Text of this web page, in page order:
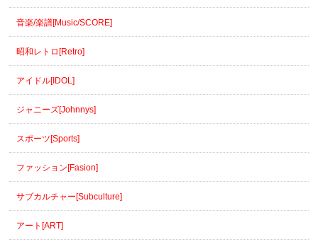
音楽/楽譜[Music/SCORE]
昭和レトロ[Retro]
アイドル[IDOL]
ジャニーズ[Johnnys]
スポーツ[Sports]
ファッション[Fasion]
サブカルチャー[Subculture]
アート[ART]